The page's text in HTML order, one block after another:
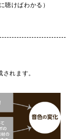
聴けばわかる）
れます。